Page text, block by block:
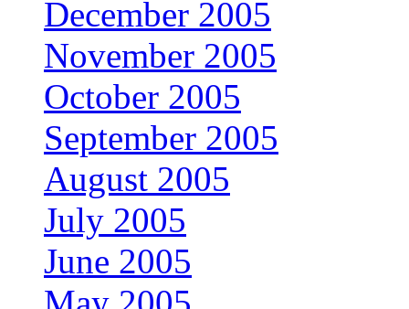
December 2005
November 2005
October 2005
September 2005
August 2005
July 2005
June 2005